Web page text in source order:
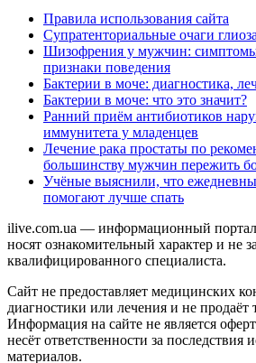
Правила использования сайта
Супратенториальные очаги глиоза
Шизофрения у мужчин:
признаки поведения
Бактерии в моче: диагностика,
Бактерии в моче: что это значит?
Ранний приём антибиотиков
иммунитета у младенцев
Лечение рака простаты по
большинству мужчин пережить
Учёные выяснили, что
помогают лучше спать
ilive.com.ua — информационный
носят ознакомительный характер и не
квалифицированного специалиста.
Сайт не предоставляет медицинских
диагностики или лечения и не продаёт
Информация на сайте не является
несёт ответственности за последствия
материалов.